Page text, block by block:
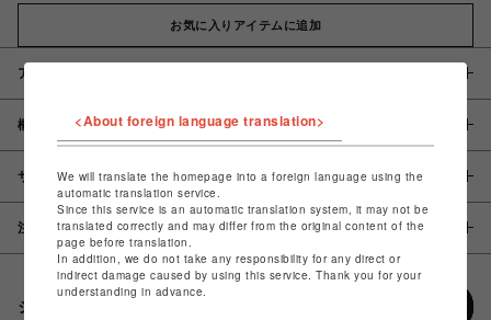
お気に入りアイテムに追加
アイテム説明 / 素材
概要
サイズ
注意事項
シェアする
<About foreign language translation>
We will translate the homepage into a foreign language using the
automatic translation service.
Since this service is an automatic translation system, it may not be
translated correctly and may differ from the original content of the
page before translation.
In addition, we do not take any responsibility for any direct or
indirect damage caused by using this service. Thank you for your
understanding in advance.